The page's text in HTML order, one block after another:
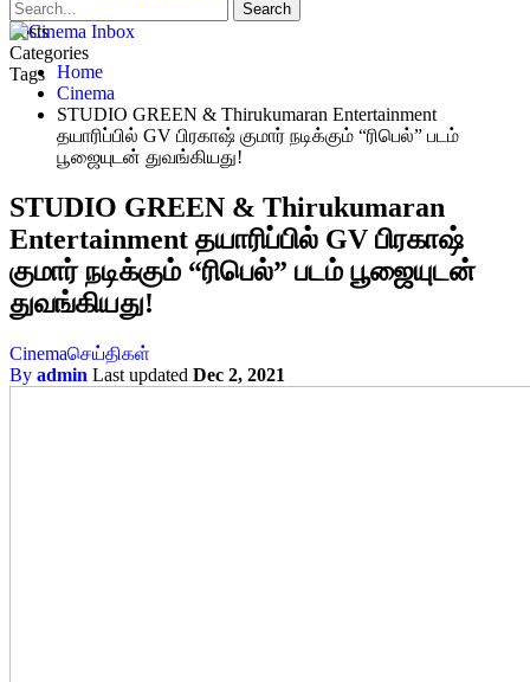
Posts
Categories
Tags Home
Cinema
STUDIO GREEN & Thirukumaran Entertainment
தயாரிப்பில் GV பிரகாஷ் குமார் நடிக்கும் “ரிபெல்” படம்
பூஜையுடன் துவங்கியது!
STUDIO GREEN & Thirukumaran
Entertainment தயாரிப்பில் GV பிரகாஷ்
குமார் நடிக்கும் “ரிபெல்” படம் பூஜையுடன்
துவங்கியது!
Cinemaசெய்திகள்
By admin Last updated Dec 2, 2021